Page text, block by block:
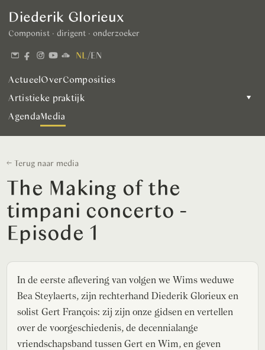
Diederik Glorieux
Componist · dirigent · onderzoeker
NL /EN
Actueel OverComposities
Artistieke praktijk
▾
AgendaMedia
← Terug naar media
The Making of the
timpani concerto -
Episode 1
In de eerste aflevering van volgen we Wims weduwe
Bea Steylaerts, zijn rechterhand Diederik Glorieux en
solist Gert François: zij zijn onze gidsen en vertellen
over de voorgeschiedenis, de decennialange
vriendschapsband tussen Gert en Wim, en geven